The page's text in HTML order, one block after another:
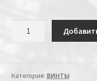
Категория: ВИНТЫ